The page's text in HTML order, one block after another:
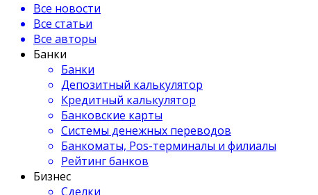
Все новости
Все статьи
Все авторы
Банки
Банки
Депозитный калькулятор
Кредитный калькулятор
Банковские карты
Системы денежных переводов
Банкоматы, Pos-терминалы и филиалы
Рейтинг банков
Бизнес
Сделки